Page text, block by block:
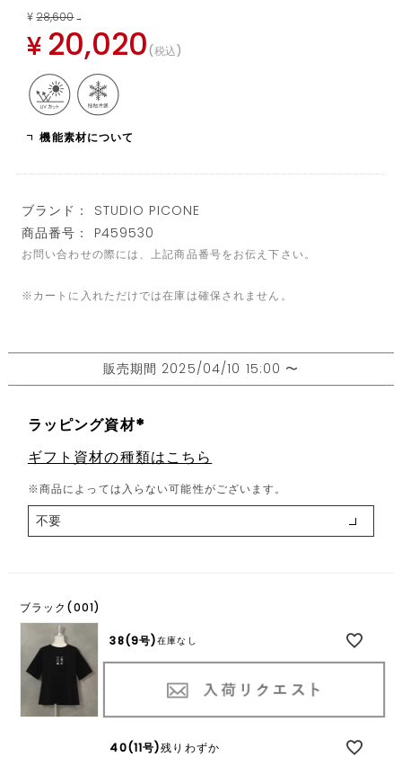
¥ 28,600 →
¥ 20,020 税込
機能素材について
ブランド： STUDIO PICONE
商品番号： P459530
お問い合わせの際には、上記商品番号をお伝え下さい。
※カートに入れただけでは在庫は確保されません。
販売期間 2025/04/10 15:00 〜
ラッピング資材
(
必
須
)
ギフト資材の種類はこちら
※商品によっては入らない可能性がございます。
ブラック(001)
38(9号)在庫なし
40(11号)残りわずか